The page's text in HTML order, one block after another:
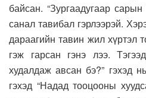
байсан. “Зургаадугаар
санал тавибал гэрлээрэй.
дараагийн тавин жил хүртэл
гэж гарсан гэнэ лээ.
худалдаж авсан бэ?” гэхэд
гэхэд “Надад тооцооны